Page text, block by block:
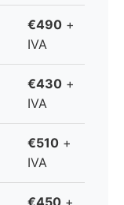
€490 +
IVA
€430 +
IVA
€510 +
IVA
€450 +